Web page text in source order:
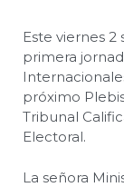
Este viernes
primera
próximo
Tribunal
Electoral.
La señora